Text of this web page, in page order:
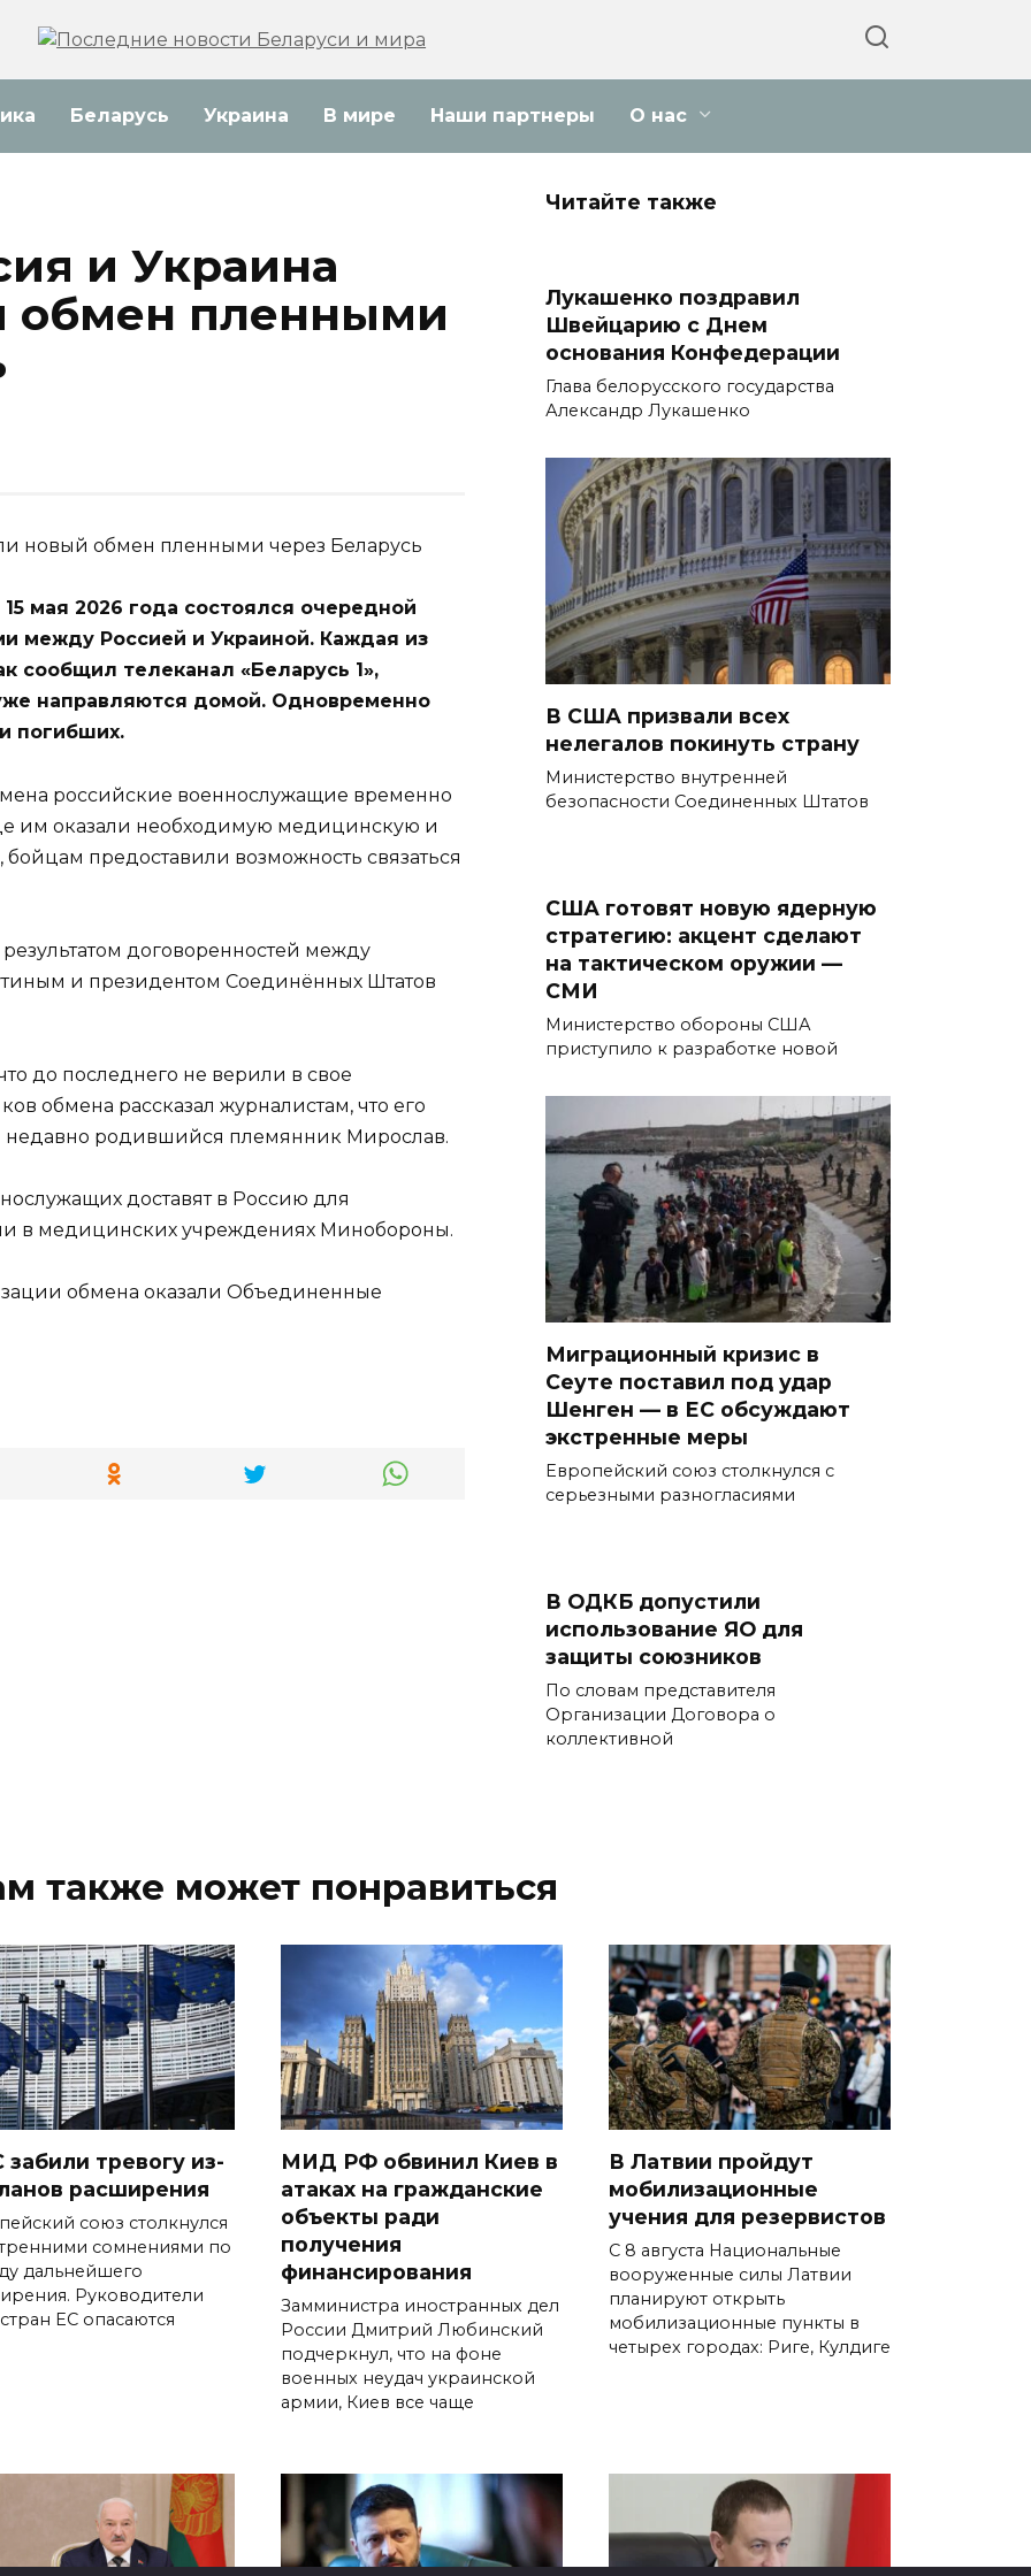
Беларусь Украина В мире Наши партнеры О нас
и Украина
обмен пленными
мая 2026 года состоялся очередной
между Россией и Украиной. Каждая из
сообщил телеканал «Беларусь 1»,
направляются домой. Одновременно
погибших.
российские военнослужащие временно
им оказали необходимую медицинскую и
предоставили возможность связаться
договоренностей между
и президентом Соединённых Штатов
до последнего не верили в свое
обмена рассказал журналистам, что его
недавно родившийся племянник Мирослав.
доставят в Россию для
в медицинских учреждениях Минобороны.
обмена оказали Объединенные
Читайте также
Лукашенко поздравил
Швейцарию с Днем
основания Конфедерации
Глава белорусского государства
Александр Лукашенко
В США призвали всех
нелегалов покинуть страну
Министерство внутренней
безопасности Соединенных Штатов
США готовят новую ядерную
стратегию: акцент сделают
на тактическом оружии —
СМИ
Министерство обороны США
приступило к разработке новой
Миграционный кризис в
Сеуте поставил под удар
Шенген — в ЕС обсуждают
экстренные меры
Европейский союз столкнулся с
серьезными разногласиями
В ОДКБ допустили
использование ЯО для
защиты союзников
По словам представителя
Организации Договора о
коллективной
также может понравиться
забили тревогу из-
расширения
союз столкнулся
сомнениями по
дальнейшего
Руководители
ЕС опасаются
МИД РФ обвинил Киев в
атаках на гражданские
объекты ради
получения
финансирования
Замминистра иностранных дел
России Дмитрий Любинский
подчеркнул, что на фоне
военных неудач украинской
армии, Киев все чаще
В Латвии пройдут
мобилизационные
учения для резервистов
С 8 августа Национальные
вооруженные силы Латвии
планируют открыть
мобилизационные пункты в
четырех городах: Риге, Кулдиге